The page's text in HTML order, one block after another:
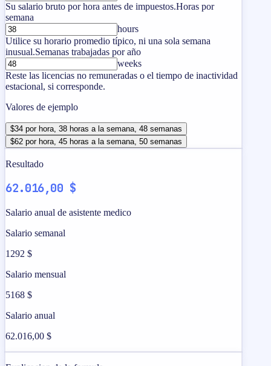
Su salario bruto por hora antes de impuestos.Horas por
semana
hours
Utilice su horario promedio típico, ni una sola semana
inusual.Semanas trabajadas por año
weeks
Reste las licencias no remuneradas o el tiempo de inactividad
estacional, si corresponde.
Valores de ejemplo
$34 por hora, 38 horas a la semana, 48 semanas
$62 por hora, 45 horas a la semana, 50 semanas
Resultado
62.016,00 $
Salario anual de asistente medico
Salario semanal
1292 $
Salario mensual
5168 $
Salario anual
62.016,00 $